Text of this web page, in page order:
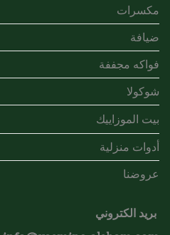
مكسرات
ضيافة
فواكه مجففة
شوكولا
بيت الموزاييك
أدوات منزلية
عروضنا
بريد الكتروني